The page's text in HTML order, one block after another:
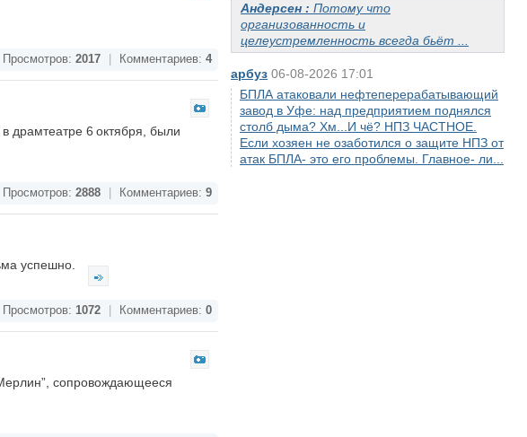
Андерсен : Потому что
организованность и
целеустремленность всегда бьёт ...
арбуз 06-08-2026 17:01
БПЛА атаковали нефтеперерабатывающий
завод в Уфе: над предприятием поднялся
столб дыма? Хм...И чё? НПЗ ЧАСТНОЕ.
Если хозяен не озаботился о защите НПЗ от
атак БПЛА- это его проблемы. Главное- ли...
Просмотров: 2017 Комментариев: 4
драмтеатре 6 октября, были
Просмотров: 2888 Комментариев: 9
успешно.
Просмотров: 1072 Комментариев: 0
сопровождающееся